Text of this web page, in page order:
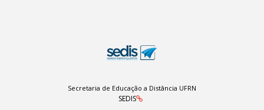
Secretaria de Educação a Distância UFRN
SEDIS